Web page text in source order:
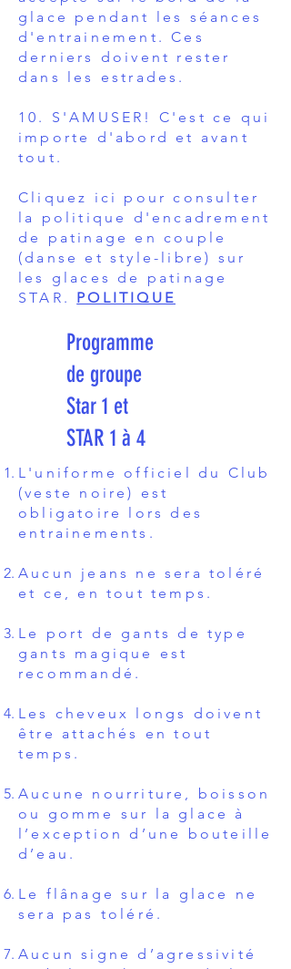
glace pendant les séances
d'entrainement. Ces
derniers doivent rester
dans les estrades.
10. S'AMUSER! C'est ce qui
importe d'abord et avant
tout.
Cliquez ici pour consulter
la politique d'encadrement
de patinage en couple
(danse et style-libre) sur
les glaces de patinage
STAR. POLITIQUE
Programme
de groupe
Star 1 et
STAR 1 à 4
L'uniforme officiel du Club
(veste noire) est
obligatoire lors des
entrainements.
Aucun jeans ne sera toléré
et ce, en tout temps.
Le port de gants de type
gants magique est
recommandé.
Les cheveux longs doivent
être attachés en tout
temps.
Aucune nourriture, boisson
ou gomme sur la glace à
l’exception d’une bouteille
d’eau.
Le flânage sur la glace ne
sera pas toléré.
Aucun signe d’agressivité